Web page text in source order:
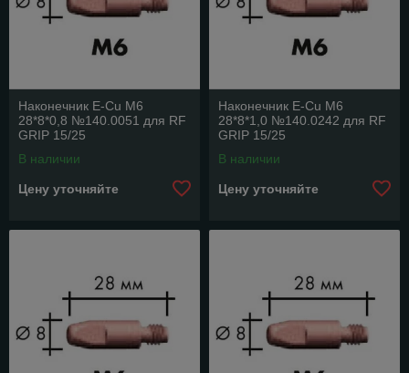
Наконечник E-Cu M6
28*8*0,8 №140.0051 для RF
GRIP 15/25
В наличии
Цену уточняйте
Наконечник E-Cu M6
28*8*1,0 №140.0242 для RF
GRIP 15/25
В наличии
Цену уточняйте